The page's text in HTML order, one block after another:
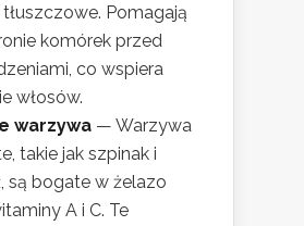
Pomagają
komórek przed
co wspiera
włosów.
warzywa — Warzywa
takie jak szpinak i
są bogate w żelazo
A i C. Te